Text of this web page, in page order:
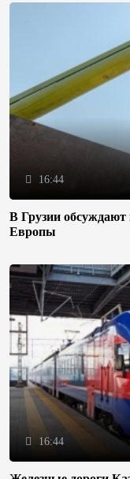
16:44
В Грузии
Европы
16:44